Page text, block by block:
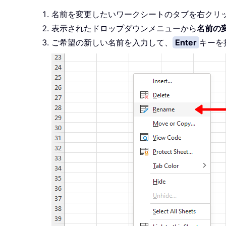
名前を変更したいワークシートのタブを右クリ
表示されたドロップダウンメニューから名前の
ご希望の新しい名前を入力して、
Enter キーを